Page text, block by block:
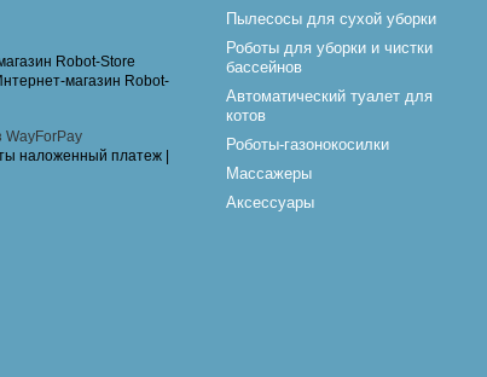
Пылесосы для сухой уборки
Роботы для уборки и чистки
бассейнов
Автоматический туалет для
котов
Роботы-газонокосилки
Массажеры
Аксессуары